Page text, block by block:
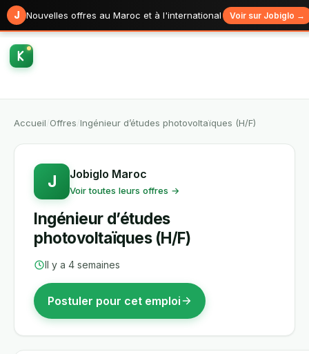
J Nouvelles offres au Maroc et à l'international Voir sur Jobiglo →
Accueil Offres Ingénieur d’études photovoltaïques (H/F)
J Jobiglo Maroc
Voir toutes leurs offres →
Ingénieur d’études
photovoltaïques (H/F)
Il y a 4 semaines
Postuler pour cet emploi